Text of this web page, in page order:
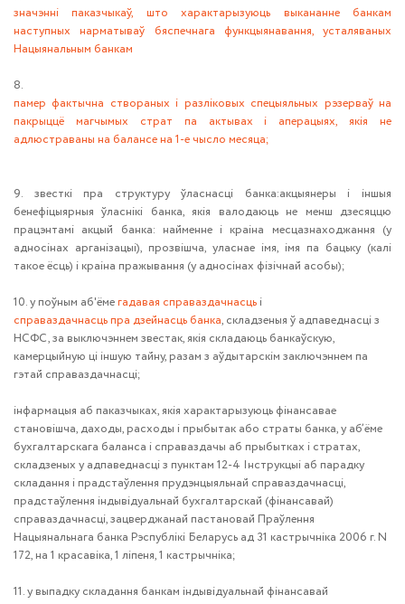
значэнні паказчыкаў, што характарызуюць выкананне банкам
наступных нарматываў бяспечнага функцыянавання, усталяваных
Нацыянальным банкам
8.
памер фактычна створаных і разліковых спецыяльных рэзерваў на
пакрыццё магчымых страт па актывах і аперацыях, якія не
адлюстраваны на балансе на 1-е чысло месяца;
9. звесткі пра структуру ўласнасці банка:акцыянеры і іншыя
бенефіцыярныя ўласнікі банка, якія валодаюць не менш дзесяццю
працэнтамі акцый банка: найменне і краіна месцазнаходжання (у
адносінах арганізацыі), прозвішча, уласнае імя, імя па бацьку (калі
такое ёсць) і краіна пражывання (у адносінах фізічнай асобы);
10. у поўным аб'ёмегадавая справаздачнасць і
справаздачнасць пра дзейнасць банка, складзеныя ў адпаведнасці з
НСФС, за выключэннем звестак, якія складаюць банкаўскую,
камерцыйную ці іншую тайну, разам з аўдытарскім заключэннем па
гэтай справаздачнасці;
інфармацыя аб паказчыках, якія характарызуюць фінансавае
становішча, даходы, расходы і прыбытак або страты банка, у аб’ёме
бухгалтарскага баланса і справаздачы аб прыбытках і стратах,
складзеных у адпаведнасці з пунктам 12-4 Інструкцыі аб парадку
складання і прадстаўлення прудэнцыяльнай справаздачнасці,
прадстаўлення індывідуальнай бухгалтарскай (фінансавай)
справаздачнасці, зацверджанай пастановай Праўлення
Нацыянальнага банка Рэспублікі Беларусь ад 31 кастрычніка 2006 г. N
172, на 1 красавіка, 1 ліпеня, 1 кастрычніка;
11. у выпадку складання банкам індывідуальнай фінансавай